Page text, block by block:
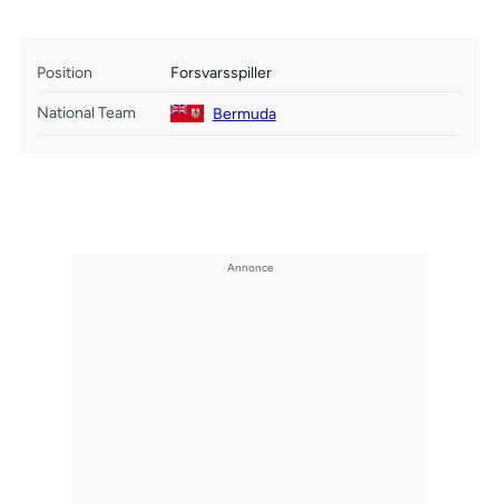
Position Forsvarsspiller
National Team Bermuda